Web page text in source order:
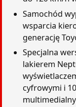
Samochód
wsparcia
generację
Specjalna
lakierem
cyfrowymi i